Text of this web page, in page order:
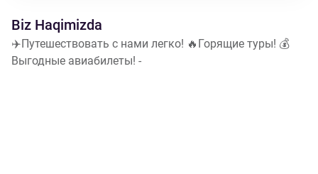
Biz Haqimizda
✈️Путешествовать с нами легко! 🔥Горящие туры! 💰
Выгодные авиабилеты! -